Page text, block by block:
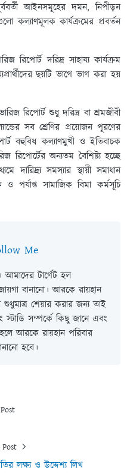
আইনসমূহের দমন, নিপীড়ন
কল্যাণমূলক কার্যক্রমের প্রবর্তন
রিপোর্ট দরিদ্র সাহায্য কার্যক্রম
ছয়টি ভাগে ভাগ করা হয়
রিপোর্ট শুধু দরিদ্র বা শ্রমজীবী
সব শ্রেণির প্রয়োজন পূরণের
বহুবিধ কল্যাণমুখী ও ইতিবাচক
রিপোর্টের অন্যতম বৈশিষ্ট্য হচ্ছে
দারিদ্র্য সমস্যার স্থায়ী সমাধান
পর্যাপ্ত সামাজিক বিমা কর্মসূচি
Me
টার্গেট হল
বানানো। আরকে রায়হান
শুধুমাত্র শেয়ার করার জন্য তাই
স্টাডি সম্পর্কে কিছু জানে এবং
আরকে রায়হান পরিবার
হবে।
লক্ষ্য ও উদ্দেশ্য লিখ